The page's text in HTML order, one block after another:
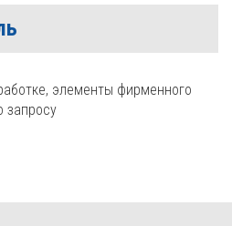
элементы фирменного
запросу